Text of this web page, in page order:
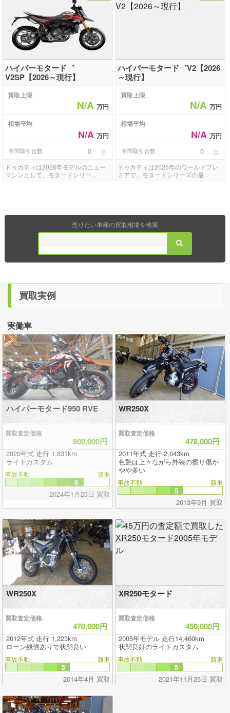
ハイパーモタード゛
V2SP【2026～現行】
買取上限
N/A万円
相場平均
N/A万円
年間取引台数 0 台
ドゥカティは2026年モデルのニュー
マシンとして、モタードシリー...
ハイパーモタード゛V2【2026
～現行】
買取上限
N/A 万円
相場平均
N/A 万円
年間取引台数 0 台
ドゥカティは2025年のワールドプレ
ミアで、モタードシリーズの最...
売りたい車種の買取相場を検索
買取実例
実働車
ハイパーモタード950 RVE
買取査定価格
900,000円
2020年式 走行 1,831km
ライトカスタム
事故不動 新車
6
2024年1月23日 買取
WR250X
買取査定価格
478,000円
2011年式 走行 2,043km
色艶は上々ながら外装の擦り傷が
やや多い
事故不動 新車
5
2013年9月 買取
WR250X
買取査定価格
470,000円
2012年式 走行 1,223km
ローン残債ありで状態良い
事故不動 新車
5
2014年4月 買取
XR250モタード
買取査定価格
450,000円
2005年モデル 走行14,460km
状態良好のライトカスタム
事故不動 新車
5
2021年11月25日 買取